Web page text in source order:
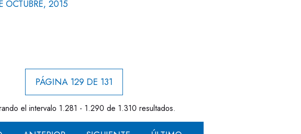
OCTUBRE, 2015
PÁGINA 129 DE 131
el intervalo 1.281 - 1.290 de 1.310 resultados.